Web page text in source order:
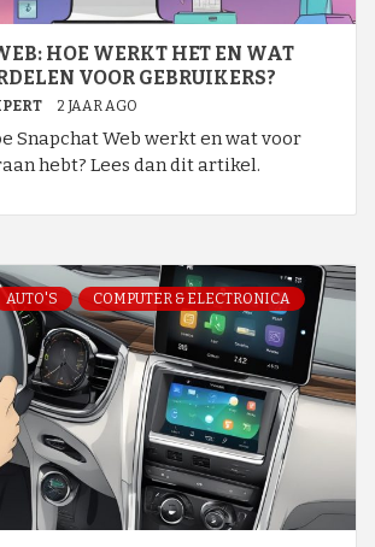
HOE WERKT HET EN WAT
VOOR GEBRUIKERS?
2 JAAR AGO
Snapchat Web werkt en wat voor
hebt? Lees dan dit artikel.
AUTO'S COMPUTER & ELECTRONICA